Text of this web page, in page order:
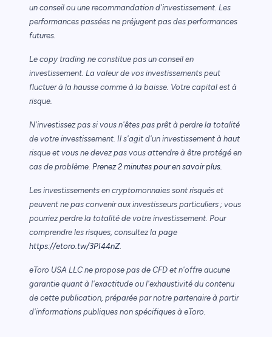
un conseil ou une recommandation d'investissement. Les
performances passées ne préjugent pas des performances
futures.
Le copy trading ne constitue pas un conseil en
investissement. La valeur de vos investissements peut
fluctuer à la hausse comme à la baisse. Votre capital est à
risque.
N'investissez pas si vous n'êtes pas prêt à perdre la totalité
de votre investissement. Il s'agit d'un investissement à haut
risque et vous ne devez pas vous attendre à être protégé en
cas de problème. Prenez 2 minutes pour en savoir plus.
Les investissements en cryptomonnaies sont risqués et
peuvent ne pas convenir aux investisseurs particuliers ; vous
pourriez perdre la totalité de votre investissement. Pour
comprendre les risques, consultez la page
https://etoro.tw/3PI44nZ.
eToro USA LLC ne propose pas de CFD et n'offre aucune
garantie quant à l'exactitude ou l'exhaustivité du contenu
de cette publication, préparée par notre partenaire à partir
d'informations publiques non spécifiques à eToro.